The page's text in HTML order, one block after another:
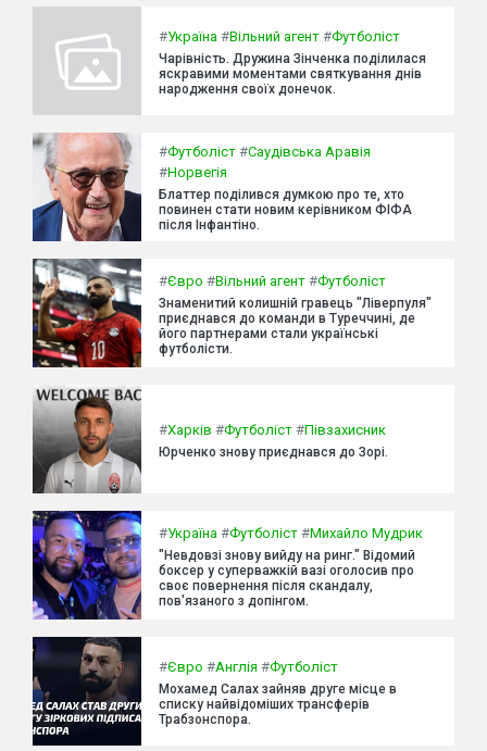
#Україна #Вільний агент #Футболіст
Чарівність. Дружина Зінченка поділилася
яскравими моментами святкування днів
народження своїх донечок.
#Футболіст #Саудівська Аравія
#Норвегія
Блаттер поділився думкою про те, хто
повинен стати новим керівником ФІФА
після Інфантіно.
#Євро #Вільний агент #Футболіст
Знаменитий колишній гравець "Ліверпуля"
приєднався до команди в Туреччині, де
його партнерами стали українські
футболісти.
#Харків #Футболіст #Півзахисник
Юрченко знову приєднався до Зорі.
#Україна #Футболіст #Михайло Мудрик
"Невдовзі знову вийду на ринг." Відомий
боксер у суперважкій вазі оголосив про
своє повернення після скандалу,
пов'язаного з допінгом.
#Євро #Англія #Футболіст
Мохамед Салах зайняв друге місце в
списку найвідоміших трансферів
Трабзонспора.